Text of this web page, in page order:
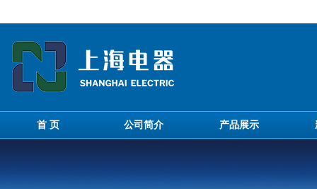
首 页 公司简介 产品展示